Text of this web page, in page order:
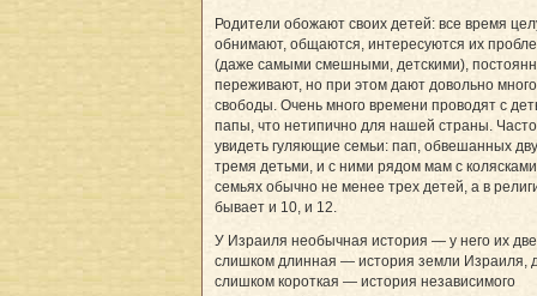
Родители обожают своих детей: все время
обнимают, общаются, интересуются их
(даже самыми смешными, детскими),
переживают, но при этом дают довольно много
свободы. Очень много времени проводят с
папы, что нетипично для нашей страны.
увидеть гуляющие семьи: пап, обвешанных
тремя детьми, и с ними рядом мам с
семьях обычно не менее трех детей, а в
бывает и 10, и 12.
У Израиля необычная история — у него их
слишком длинная — история земли Израиля,
слишком короткая — история независимого